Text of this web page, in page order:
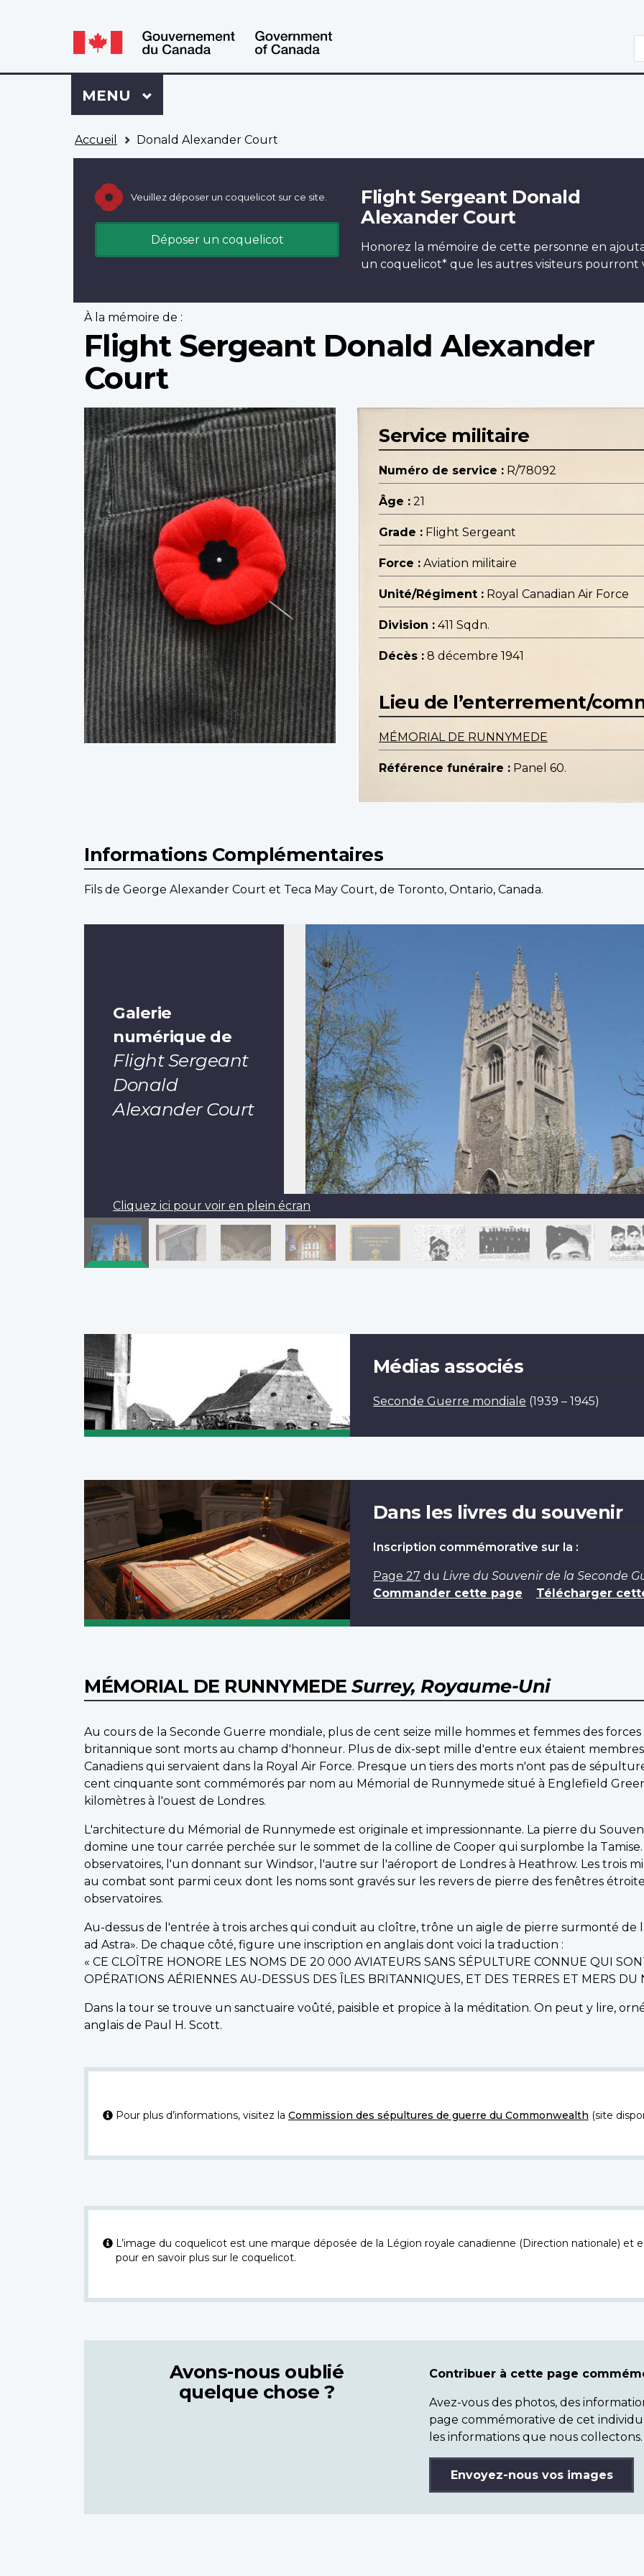
Language
switcher
Language
switcher
Se
connecter
à
Dossier
Menu
MENU PRINCIPAL
Accueil Donald Alexander Court
Veuillez déposer un coquelicot sur ce site.
Déposer un coquelicot
Flight Sergeant Donald
Alexander Court
Honorez la mémoire de cette personne en
un coquelicot* que les autres visiteurs pourront
À la mémoire de :
Flight Sergeant Donald Alexander
Court
Profile
image
Service militaire
Numéro de service : R/78092
Âge : 21
Grade : Flight Sergeant
Force : Aviation militaire
Unité/Régiment : Royal Canadian Air Force
Division : 411 Sqdn.
Décès : 8 décembre 1941
Lieu de l’enterrement/
MÉMORIAL DE RUNNYMEDE
Référence funéraire : Panel 60.
Informations Complémentaires
Fils de George Alexander Court et Teca May Court, de Toronto, Ontario, Canada.
Galerie
numérique de
Flight Sergeant
Donald
Alexander Court
Cliquez ici pour voir en plein écran
Pagination
Médias associés
Seconde Guerre mondiale (1939 – 1945)
Dans les livres du souvenir
Inscription commémorative sur la :
Page 27 du Livre du Souvenir de la Seconde
Commander cette page
Télécharger
MÉMORIAL DE RUNNYMEDE Surrey, Royaume-Uni
Au cours de la Seconde Guerre mondiale, plus de cent seize mille hommes et femmes des
britannique sont morts au champ d'honneur. Plus de dix-sept mille d'entre eux étaient
Canadiens qui servaient dans la Royal Air Force. Presque un tiers des morts n'ont pas de
cent cinquante sont commémorés par nom au Mémorial de Runnymede situé à Englefield
kilomètres à l'ouest de Londres.
L'architecture du Mémorial de Runnymede est originale et impressionnante. La pierre du
domine une tour carrée perchée sur le sommet de la colline de Cooper qui surplombe la
observatoires, l'un donnant sur Windsor, l'autre sur l'aéroport de Londres à Heathrow. Les trois
au combat sont parmi ceux dont les noms sont gravés sur les revers de pierre des fenêtres
observatoires.
Au-dessus de l'entrée à trois arches qui conduit au cloître, trône un aigle de pierre surmonté de
ad Astra». De chaque côté, figure une inscription en anglais dont voici la traduction :
« CE CLOÎTRE HONORE LES NOMS DE 20 000 AVIATEURS SANS SÉPULTURE CONNUE QUI
OPÉRATIONS AÉRIENNES AU-DESSUS DES ÎLES BRITANNIQUES, ET DES TERRES ET MERS
Dans la tour se trouve un sanctuaire voûté, paisible et propice à la méditation. On peut y lire,
anglais de Paul H. Scott.
Pour plus d’informations, visitez la Commission des sépultures de guerre du Commonwealth (site
L’image du coquelicot est une marque déposée de la Légion royale canadienne (Direction nationale) et
pour en savoir plus sur le coquelicot.
Avons-nous oublié
quelque chose ?
Contribuer à cette page
Avez-vous des photos, des
page commémorative de cet
les informations que nous collectons.
Envoyez-nous vos images